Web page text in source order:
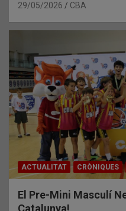
29/05/2026 CBA
ACTUALITAT CRÒNIQUES
El Pre-Mini Masculí
Catalunya!